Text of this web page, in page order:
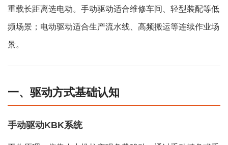
重载长距离选电动。手动驱动适合维修车间、轻型装配等低
频场景；电动驱动适合生产流水线、高频搬运等连续作业场
景。
一、驱动方式基础认知
手动驱动KBK系统